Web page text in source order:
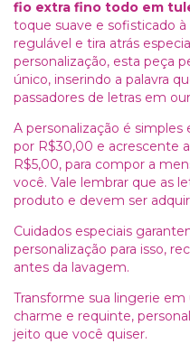
fio extra fino todo em
toque suave e sofisticado
regulável e tira atrás
personalização, esta peça
único, inserindo a palavra
passadores de letras em
A personalização é simples
por R$30,00 e acrescente
R$5,00, para compor a
você. Vale lembrar que as
produto e devem ser
Cuidados especiais
personalização para isso,
antes da lavagem.
Transforme sua lingerie
charme e requinte,
jeito que você quiser.